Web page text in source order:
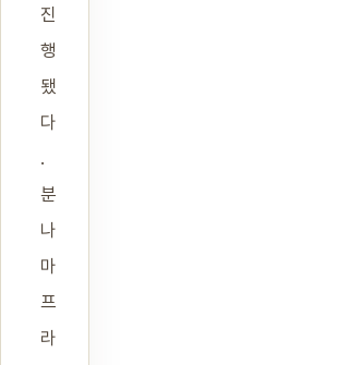
진
행
됐
다
.
분
나
마
프
라